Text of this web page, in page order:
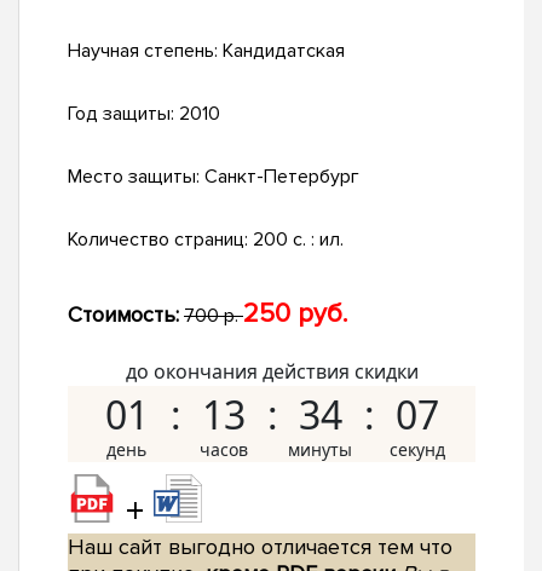
Научная степень: Кандидатская
Год защиты: 2010
Место защиты: Санкт-Петербург
Количество страниц: 200 с. : ил.
Стоимость: 700 р.250 руб.
до окончания действия скидки
01 13 34 07
+
Наш сайт выгодно отличается тем что